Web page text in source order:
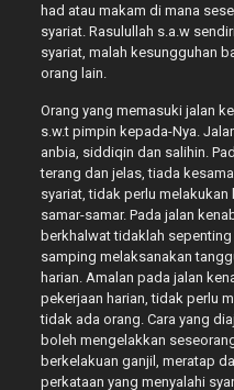
had atau makam di mana
syariat. Rasulullah s.a.w
syariat, malah kesungguhan
orang lain.
Orang yang memasuki jalan
s.w.t pimpin kepada-Nya.
anbia, siddiqin dan salihin.
terang dan jelas, tiada
syariat, tidak perlu melakukan
samar-samar. Pada jalan
berkhalwat tidaklah
samping melaksanakan
harian. Amalan pada jalan
pekerjaan harian, tidak perlu
tidak ada orang. Cara yang
boleh mengelakkan
berkelakuan ganjil, meratap
perkataan yang menyalahi